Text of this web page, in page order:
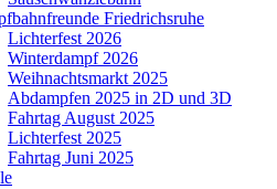
Friedrichsruhe
Lichterfest 2026
Winterdampf 2026
Weihnachtsmarkt 2025
Abdampfen 2025 in 2D und 3D
Fahrtag August 2025
Lichterfest 2025
Fahrtag Juni 2025